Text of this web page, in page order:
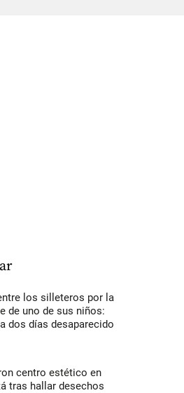
los silleteros por la
de uno de sus niños:
dos días desaparecido
centro estético en
tras hallar desechos